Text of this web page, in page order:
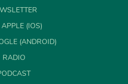
(IOS)
(ANDROID)
RADIO